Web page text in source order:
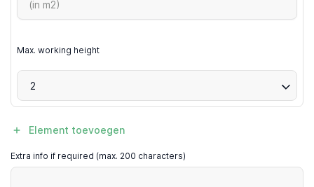
Max. working height
2
Element toevoegen
Extra info if required (max. 200 characters)